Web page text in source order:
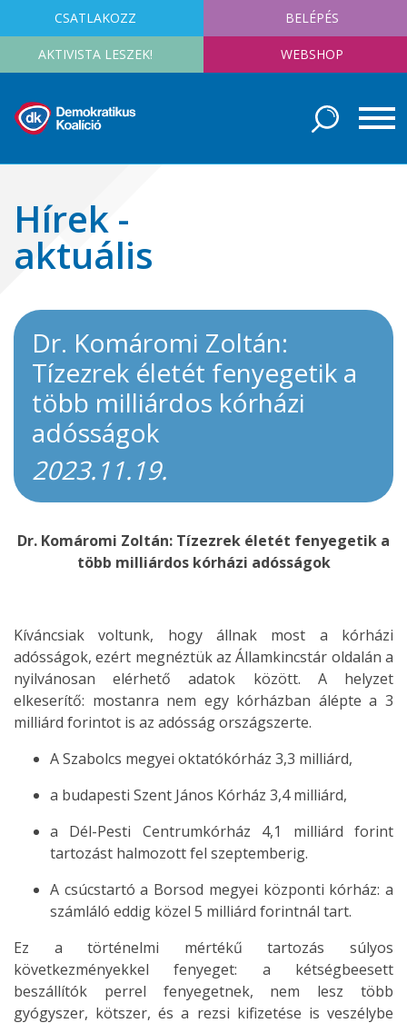
CSATLAKOZZ BELÉPÉS
AKTIVISTA LESZEK! WEBSHOP
Hírek -
aktuális
Dr. Komáromi Zoltán:
Tízezrek életét fenyegetik a
több milliárdos kórházi
adósságok
2023.11.19.
Dr. Komáromi Zoltán: Tízezrek életét fenyegetik a
több milliárdos kórházi adósságok
Kíváncsiak voltunk, hogy állnak most a kórházi
adósságok, ezért megnéztük az Államkincstár oldalán a
nyilvánosan elérhető adatok között. A helyzet
elkeserítő: mostanra nem egy kórházban álépte a 3
milliárd forintot is az adósság országszerte.
A Szabolcs megyei oktatókórház 3,3 milliárd,
a budapesti Szent János Kórház 3,4 milliárd,
a Dél-Pesti Centrumkórház 4,1 milliárd forint
tartozást halmozott fel szeptemberig.
A csúcstartó a Borsod megyei központi kórház: a
számláló eddig közel 5 milliárd forintnál tart.
​Ez a történelmi mértékű tartozás súlyos
következményekkel fenyeget: a kétségbeesett
beszállítók perrel fenyegetnek, nem lesz több
gyógyszer, kötszer, és a rezsi kifizetése is veszélybe